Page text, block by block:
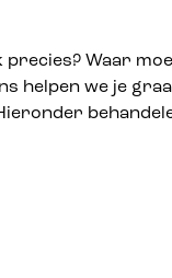
Waar
helpen we je